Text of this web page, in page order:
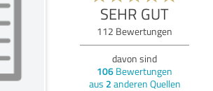
SEHR GUT
112 Bewertungen
davon sind
106 Bewertungen
aus 2 anderen Quellen